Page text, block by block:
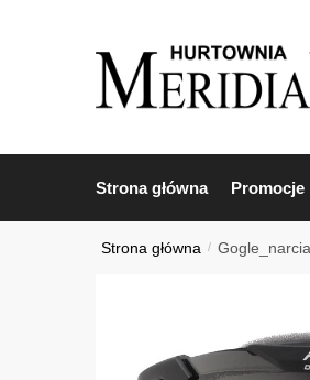
Strona główna Promocje
Strona główna /